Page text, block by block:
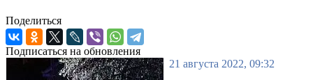
Поделиться
Подписаться на обновления
21 августа 2022, 09:32